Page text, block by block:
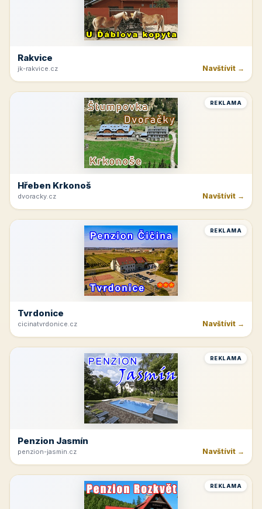
Rakvice
jk-rakvice.cz Navštívit →
REKLAMA
Hřeben Krkonoš
dvoracky.cz Navštívit →
REKLAMA
Tvrdonice
cicinatvrdonice.cz Navštívit →
REKLAMA
Penzion Jasmín
penzion-jasmin.cz Navštívit →
REKLAMA